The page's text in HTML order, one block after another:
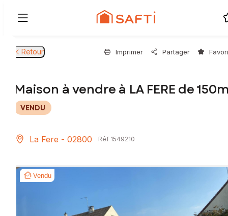
Retour Imprimer Partager
Maison à vendre à LA FERE de
VENDU
La Fere - 02800 Réf 1549210
Vendu